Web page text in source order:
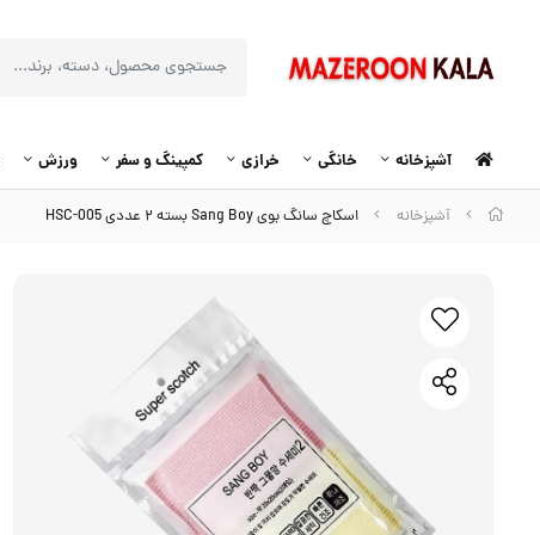
آشپزخانه خانگی خرازی کمپینگ و سفر ورزش
آشپزخانه اسکاچ سانگ بوی Sang Boy بسته ۲ عددی HSC-005